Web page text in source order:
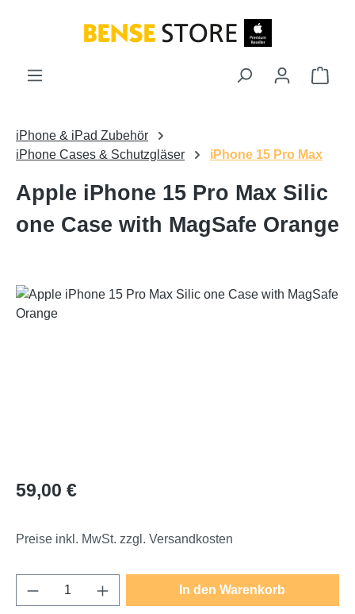
iPhone & iPad Zubehör
iPhone Cases & Schutzgläser
iPhone 15 Pro Max
Apple iPhone 15 Pro Max Silic
one Case with MagSafe Orange
Bildergalerie überspringen
Regulärer Preis:
59,00 €
Preise inkl. MwSt. zzgl. Versandkosten
Produkt Anzahl: Gib den gewünschten
In den Warenkorb